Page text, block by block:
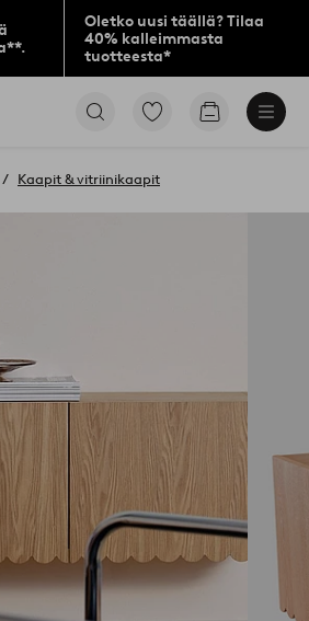
Oletko uusi täällä? Tilaa
40% kalleimmasta
tuotteesta*
Siirry
Siirry
Kaapit & vitriinikaapit